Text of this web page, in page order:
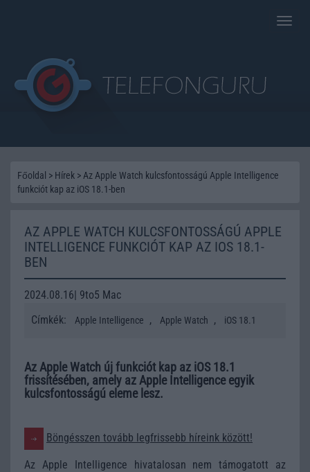
Toggle
Főoldal > Hírek > Az Apple Watch kulcsfontosságú Apple Intelligence
funkciót kap az iOS 18.1-ben
AZ APPLE WATCH KULCSFONTOSSÁGÚ APPLE
INTELLIGENCE FUNKCIÓT KAP AZ IOS 18.1-
BEN
2024.08.16| 9to5 Mac
Címkék:
Apple Intelligence , Apple Watch , iOS 18.1
Az Apple Watch új funkciót kap az iOS 18.1
frissítésében, amely az Apple Intelligence egyik
kulcsfontosságú eleme lesz.
Böngésszen tovább legfrissebb híreink között!
Az Apple Intelligence hivatalosan nem támogatott az